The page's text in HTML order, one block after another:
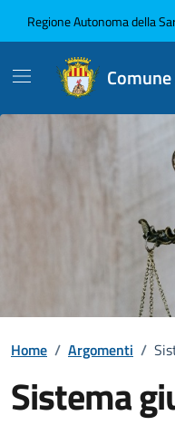
Regione Autonoma della
Home / Argomenti /
Sistema